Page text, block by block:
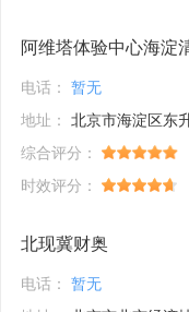
阿维塔体验中心海淀
电话： 暂无
地址： 北京市海淀区东
综合评分：
时效评分：
北现冀财奥
电话： 暂无